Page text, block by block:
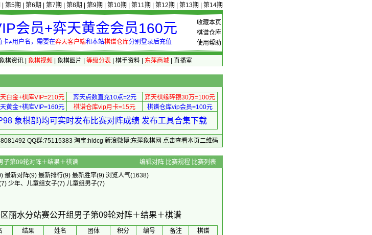
第5期 第6期 第7期 第8期 第9期 第10期 第11期 第12期 第13期 第14期
收藏本页
棋谱仓库
使用帮助
会员+弈天黄金会员160元
卡≠用户名，需要在弈天客户端和本站棋谱仓库分别登录后充值
棋资讯| 象棋视频 象棋图片 等级分表| 棋手资料| 东萍商城| 直播室
白金+棋库VIP=210元 弈天点数直充10点=2元
弈天棋缘碎银30万=100元
黄金+棋库VIP=160元 棋谱仓库vip月卡=15元 棋谱仓库vip会员=100元
象棋部)均可实时发布比赛对阵成绩 发布工具合集下载
QQ群:75115383 淘宝:hldcg 新浪微博:东萍象棋网 点击查看本页二维码
赛公开组男子第09轮对阵＋结果＋棋谱 编辑对阵 比赛规程 比赛列表
最新对阵(9) 最新排行(9) 最新胜率(9) 浏览人气(1638)
少年、儿童组女子(7) 儿童组男子(7)
丽水分站赛公开组男子第09轮对阵＋结果＋棋谱
结果 姓名 团体 积分 编号 备注
棋谱